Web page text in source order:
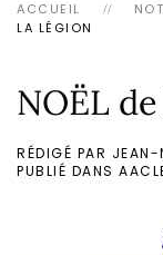
ACCUEIL
LA LÉGION
NOËL
RÉDIGÉ PAR JEAN-
PUBLIÉ DANS